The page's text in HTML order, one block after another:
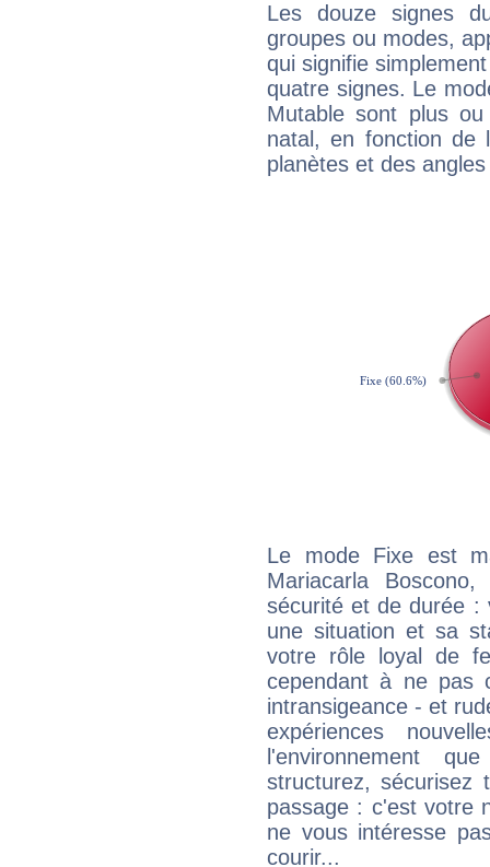
Les douze signes
groupes ou modes,
qui signifie
quatre signes. Le
Mutable sont plus
natal, en fonction de
planètes et des
Le mode Fixe est
Mariacarla
sécurité et de durée :
une situation et sa
votre rôle loyal de
cependant à ne pas
intransigeance - et
expériences
l'environnement
structurez, sécurisez
passage : c'est votre
ne vous intéresse
courir...